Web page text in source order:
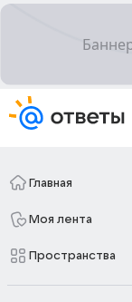
Главная
Моя лента
Пространства